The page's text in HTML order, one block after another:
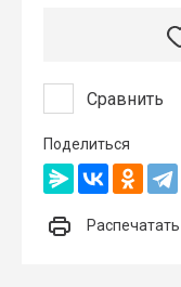
Сравнить
Поделиться
Распечатать